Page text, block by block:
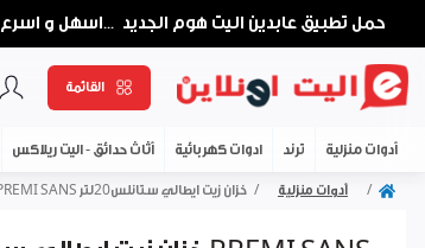
حمل تطبيق عابدين اليت هوم الجديد ...اسهل و اسرع
القائمة
أدوات منزلية ترند ادوات كهربائية أثاث حدائق - اليت ريلاكس
أدوات منزلية خزان زيت ايطالي ستانلس20لتر PREMI SANS